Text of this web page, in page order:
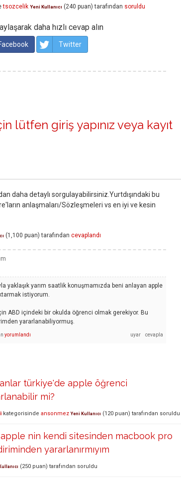
tsozcelik Yeni Kullanıcı (240 puan) tarafından soruldu
daha hızlı cevap alın
Twitter
lütfen giriş yapınız veya kayıt
daha detaylı sorgulayabilirsiniz.Yurtdışındaki bu
anlaşmaları/Sözleşmeleri vs en iyi ve kesin
(1,100 puan) tarafından cevaplandı
yaklaşık yarım saatlik konuşmamızda beni anlayan apple
istiyorum.
ABD içindeki bir okulda öğrenci olmak gerekiyor. Bu
yararlanabiliyormuş.
yorumlandı
türkiye'de apple öğrenci
mi?
kategorisinde ansonmez Yeni Kullanıcı (120 puan) tarafından soruldu
nin kendi sitesinden macbook pro
yararlanırmıyım
(250 puan) tarafından soruldu